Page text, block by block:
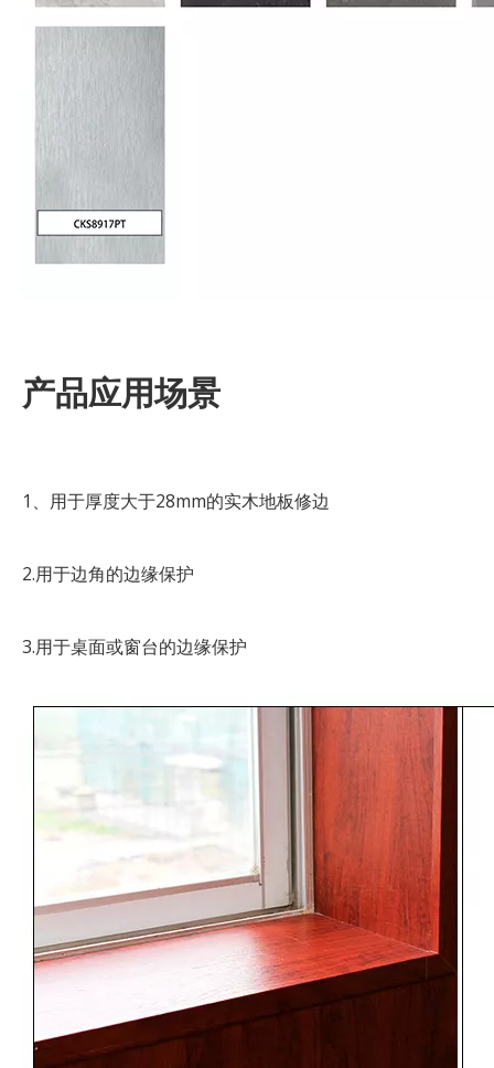
产品应用场景
1、用于厚度大于28mm的实木地板修边
2.用于边角的边缘保护
3.用于桌面或窗台的边缘保护